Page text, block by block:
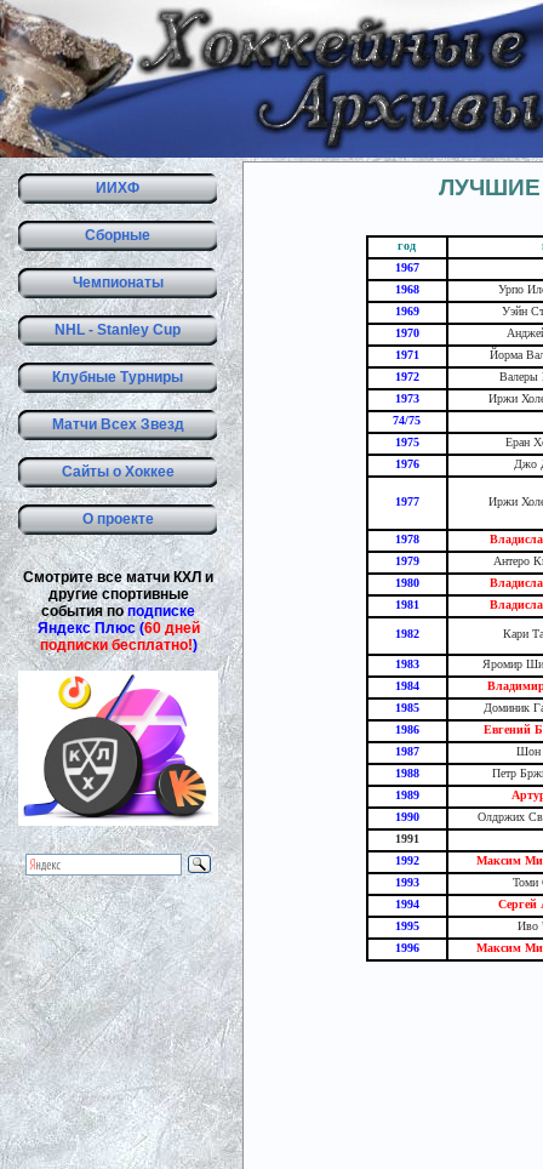
ИИХФ
Сборные
Чемпионаты
NHL - Stanley Cup
Клубные Турниры
Матчи Всех Звезд
Сайты о Хоккее
О проекте
Смотрите все матчи КХЛ и
другие спортивные
события поподписке
Яндекс Плюс (60 дней
подписки бесплатно!)
ЛУЧШИЕ
год
1967
1968
Урпо
1969
Уэйн
1970
1971
Йорма
1972
Валеры
1973
Иржи
74/75
1975
Еран
1976
Джо
1977 Иржи
1978
1979
Антеро
1980
1981
1982 Кари
1983
Яромир
1984
1985
Доминик
1986
Евгений
1987
Шон
1988
Петр
1989
1990
Олдржих
1991
1992
Максим
1993
Томи
1994
Сергей
1995
Иво
1996
Максим